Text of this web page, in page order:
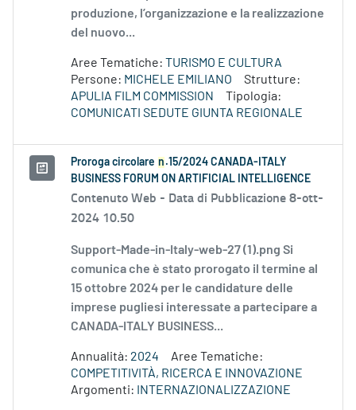
produzione, l’organizzazione e la realizzazione
del nuovo...
Aree Tematiche: TURISMO E CULTURA
Persone: MICHELE EMILIANO
Strutture:
APULIA FILM COMMISSION
Tipologia:
COMUNICATI SEDUTE GIUNTA REGIONALE
Proroga circolare n .15/2024 CANADA-ITALY
BUSINESS FORUM ON ARTIFICIAL INTELLIGENCE
Contenuto Web - Data di Pubblicazione 8-ott-
2024 10.50
Support-Made-in-Italy-web-27 (1).png Si
comunica che è stato prorogato il termine al
15 ottobre 2024 per le candidature delle
imprese pugliesi interessate a partecipare a
CANADA-ITALY BUSINESS...
Annualità: 2024
Aree Tematiche:
COMPETITIVITÀ, RICERCA E INNOVAZIONE
Argomenti:
INTERNAZIONALIZZAZIONE